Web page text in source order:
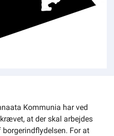
Kommunia har ved
at der skal arbejdes
For at